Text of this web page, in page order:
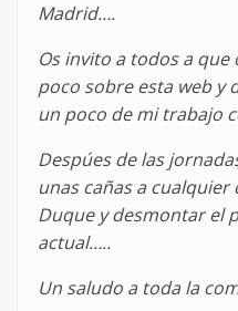
Madrid….
Os invito a todos a
poco sobre esta web y
un poco de mi trabajo
Despúes de las
unas cañas a
Duque y desmontar el
actual…..
Un saludo a toda la